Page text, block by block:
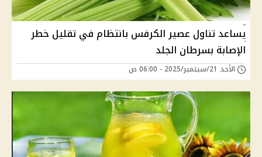
يساعد تناول عصير الكرفس بانتظام في تقليل خطر
الإصابة بسرطان الجلد
الأحد 21/سبتمبر/2025 - 06:00 ص